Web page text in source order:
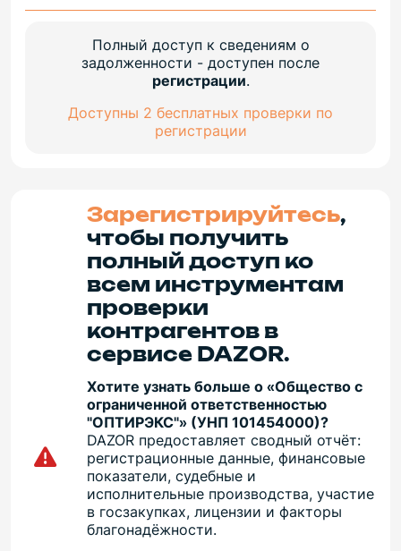
Полный доступ к сведениям о
задолженности - доступен после
регистрации.
Доступны 2 бесплатных проверки по
регистрации
Зарегистрируйтесь,
чтобы получить
полный доступ ко
всем инструментам
проверки
контрагентов в
сервисе DAZOR.
Хотите узнать больше о «Общество с
ограниченной ответственностью
"ОПТИРЭКС"» (УНП 101454000)?
DAZOR предоставляет сводный отчёт:
регистрационные данные, финансовые
показатели, судебные и
исполнительные производства, участие
в госзакупках, лицензии и факторы
благонадёжности.